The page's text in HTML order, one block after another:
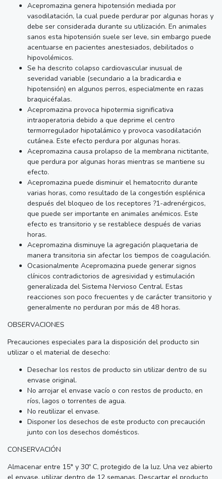
Acepromazina genera hipotensión mediada por
vasodilatación, la cual puede perdurar por algunas horas y
debe ser considerada durante su utilización. En animales
sanos esta hipotensión suele ser leve, sin embargo puede
acentuarse en pacientes anestesiados, debilitados o
hipovolémicos.
Se ha descrito colapso cardiovascular inusual de
severidad variable (secundario a la bradicardia e
hipotensión) en algunos perros, especialmente en razas
braquicéfalas.
Acepromazina provoca hipotermia significativa
intraoperatoria debido a que deprime el centro
termorregulador hipotalámico y provoca vasodilatación
cutánea. Este efecto perdura por algunas horas.
Acepromazina causa prolapso de la membrana nictitante,
que perdura por algunas horas mientras se mantiene su
efecto.
Acepromazina puede disminuir el hematocrito durante
varias horas, como resultado de la congestión esplénica
después del bloqueo de los receptores ?1-adrenérgicos,
que puede ser importante en animales anémicos. Este
efecto es transitorio y se restablece después de varias
horas.
Acepromazina disminuye la agregación plaquetaria de
manera transitoria sin afectar los tiempos de coagulación.
Ocasionalmente Acepromazina puede generar signos
clínicos contradictorios de agresividad y estimulación
generalizada del Sistema Nervioso Central. Estas
reacciones son poco frecuentes y de carácter transitorio y
generalmente no perduran por más de 48 horas.
OBSERVACIONES
Precauciones especiales para la disposición del producto sin
utilizar o el material de desecho:
Desechar los restos de producto sin utilizar dentro de su
envase original.
No arrojar el envase vacío o con restos de producto, en
ríos, lagos o torrentes de agua.
No reutilizar el envase.
Disponer los desechos de este producto con precaución
junto con los desechos domésticos.
CONSERVACIÓN
Almacenar entre 15° y 30º C, protegido de la luz. Una vez abierto